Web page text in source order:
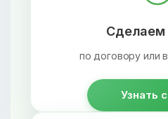
Сделаем
по договору или
Узнать